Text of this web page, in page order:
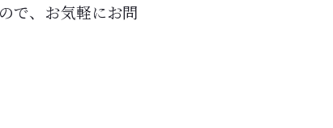
で、お気軽にお問